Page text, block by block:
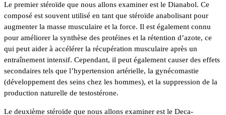
Le premier stéroïde que nous allons examiner est le Dianabol. Ce
composé est souvent utilisé en tant que stéroïde anabolisant pour
augmenter la masse musculaire et la force. Il est également connu
pour améliorer la synthèse des protéines et la rétention d’azote, ce
qui peut aider à accélérer la récupération musculaire après un
entraînement intensif. Cependant, il peut également causer des effets
secondaires tels que l’hypertension artérielle, la gynécomastie
(développement des seins chez les hommes), et la suppression de la
production naturelle de testostérone.
Le deuxième stéroïde que nous allons examiner est le Deca-